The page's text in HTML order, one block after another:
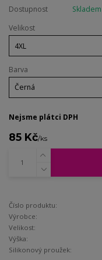
Dostupnost
Skladem
Velikost
Barva
Nejsme plátci DPH
85 Kč/ks
Číslo produktu:
Výrobce:
Velikost:
Výška:
Silikonový proužek: